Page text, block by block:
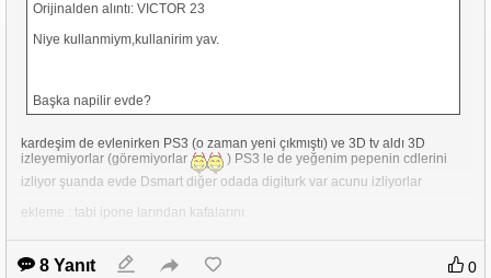
Orijinalden alıntı: VICTOR 23
Niye kullanmiym,kullanirim yav.
Başka napilir evde?
kardeşim de evlenirken PS3 (o zaman yeni çıkmıştı) ve 3D tv aldı 3D
izleyemiyorlar (göremiyorlar
) PS3 le de yeğenim pepenin cdlerini
izliyor şuanda evde Dsmart diğer odada digiturk var acunu izliyorlar
ekleme : tabi ipone larından kafalarını
8 Yanıt 0